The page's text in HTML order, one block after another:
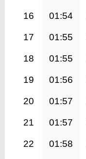
16 01:54
17 01:55
18 01:55
19 01:56
20 01:57
21 01:57
22 01:58